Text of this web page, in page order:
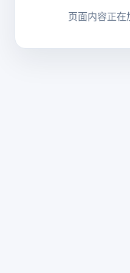
页面内容正在